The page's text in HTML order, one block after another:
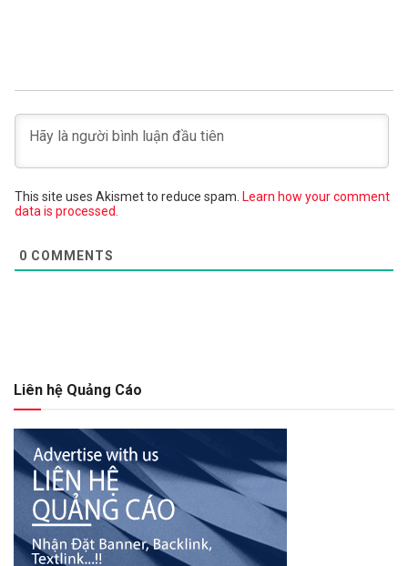
This site uses Akismet to reduce spam. Learn how your comment
data is processed.
0 COMMENTS
Liên hệ Quảng Cáo